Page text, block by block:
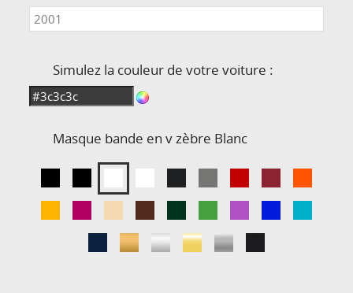
Simulez la couleur de votre voiture :
Masque bande en v zèbre Blanc